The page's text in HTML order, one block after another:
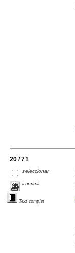
20 / 71
seleccionar
imprimir
Text complet